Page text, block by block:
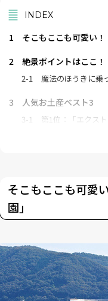
INDEX
1
そこもここも可愛い！
2
絶景ポイントはここ！
2-1 魔法のほうきに乗
3 人気お土産ベスト3
3-1
第1位：「エクス
第2位：「オリー
第3位：「オリー
5
「道の駅 小豆島オリ
ッセージ
そこもここも可愛
園」